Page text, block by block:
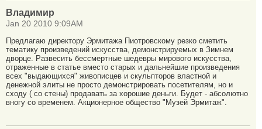
Владимир
Jan 20 2010 9:09AM
Предлагаю директору Эрмитажа Пиотровскому резко сметить
тематику произведений искусства, демонстрируемых в Зимнем
дворце. Развесить бессмертные шедевры мирового искусства,
отраженные в статье вместо старых и дальнейшие произведения
всех "выдающихся" живописцев и скульпторов властной и
денежной элиты не просто демонстрировать посетителям, но и
сходу ( со стены) продавать за хорошие деньги. Будет - абсолютно
вногу со временем. Акционерное общество "Музей Эрмитаж".